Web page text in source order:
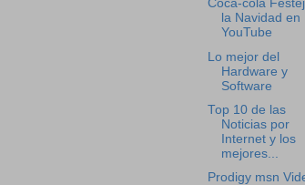
Coca-cola
la Navidad en
YouTube
Lo mejor del
Hardware y
Software
Top 10 de las
Noticias por
Internet y los
mejores...
Prodigy msn